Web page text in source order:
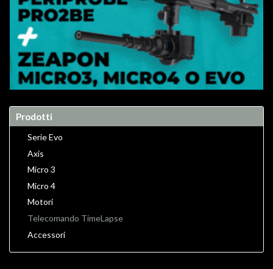
Prodotti
Serie Evo
Axis
Micro 3
Micro 4
Motori
Telecomando TimeLapse
Accessori